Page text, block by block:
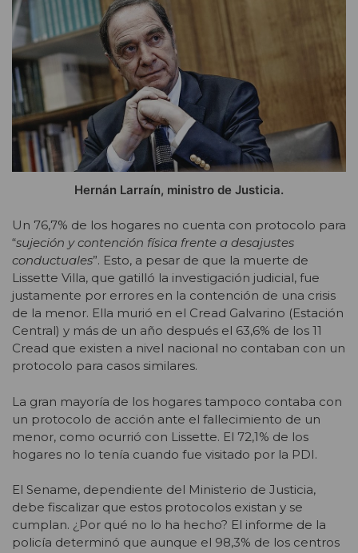
Hernán Larraín, ministro de Justicia.
Un 76,7% de los hogares no cuenta con protocolo para
“sujeción y contención física frente a desajustes
conductuales”. Esto, a pesar de que la muerte de
Lissette Villa, que gatilló la investigación judicial, fue
justamente por errores en la contención de una crisis
de la menor. Ella murió en el Cread Galvarino (Estación
Central) y más de un año después el 63,6% de los 11
Cread que existen a nivel nacional no contaban con un
protocolo para casos similares.
La gran mayoría de los hogares tampoco contaba con
un protocolo de acción ante el fallecimiento de un
menor, como ocurrió con Lissette. El 72,1% de los
hogares no lo tenía cuando fue visitado por la PDI.
El Sename, dependiente del Ministerio de Justicia,
debe fiscalizar que estos protocolos existan y se
cumplan. ¿Por qué no lo ha hecho? El informe de la
policía determinó que aunque el 98,3% de los centros